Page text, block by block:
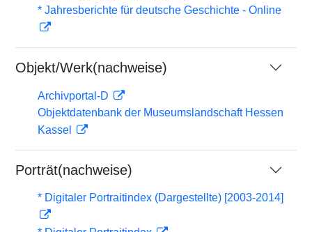
* Jahresberichte für deutsche Geschichte - Online
Objekt/Werk(nachweise)
Archivportal-D
Objektdatenbank der Museumslandschaft Hessen
Kassel
Porträt(nachweise)
* Digitaler Portraitindex (Dargestellte) [2003-2014]